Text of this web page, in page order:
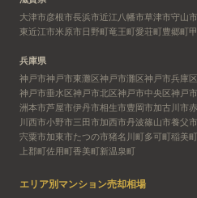
大津市彦根市長浜市近江八幡市草津市守山市
東近江市米原市日野町竜王町愛荘町豊郷町
兵庫県
神戸市神戸市東灘区神戸市灘区神戸市兵庫区
神戸市垂水区神戸市北区神戸市中央区神戸
洲本市芦屋市伊丹市相生市豊岡市加古川市
川西市小野市三田市加西市丹波篠山市養父市
宍粟市加東市たつの市猪名川町多可町稲美町
上郡町佐用町香美町新温泉町
エリア別マンション売却相場